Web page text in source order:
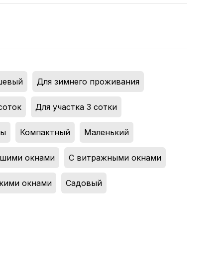
Для зимнего проживания
Для участка 3 сотки
Компактный Маленький
окнами С витражными окнами
окнами Садовый